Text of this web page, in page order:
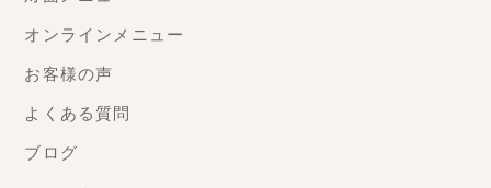
オンラインメニュー
お客様の声
よくある質問
ブログ